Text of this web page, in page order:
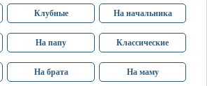
Клубные На начальника
На папу Классические
На брата На маму